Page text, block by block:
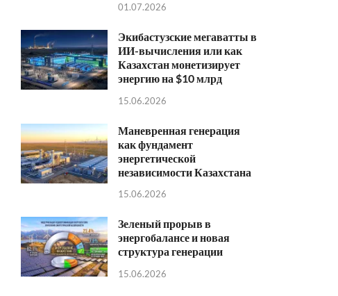
01.07.2026
Экибастузские мегаватты в
ИИ-вычисления или как
Казахстан монетизирует
энергию на $10 млрд
15.06.2026
Маневренная генерация
как фундамент
энергетической
независимости Казахстана
15.06.2026
Зеленый прорыв в
энергобалансе и новая
структура генерации
15.06.2026